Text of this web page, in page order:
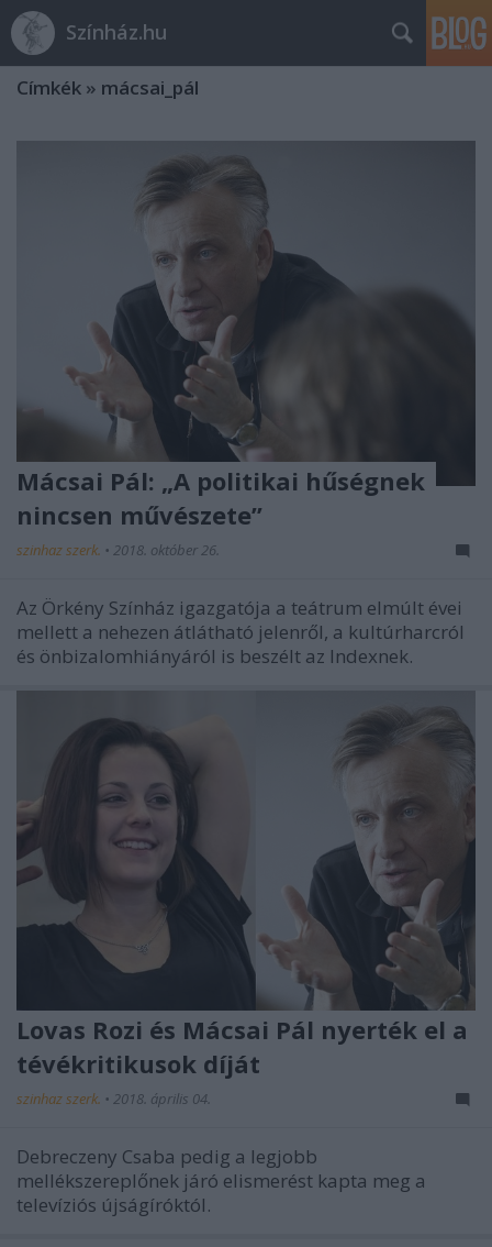
Színház.hu
Címkék » mácsai_pál
Mácsai Pál: „A politikai hűségnek
nincsen művészete”
szinhaz szerk. • 2018. október 26.
Az Örkény Színház igazgatója a teátrum elmúlt évei
mellett a nehezen átlátható jelenről, a kultúrharcról
és önbizalomhiányáról is beszélt az Indexnek.
Lovas Rozi és Mácsai Pál nyerték el a
tévékritikusok díját
szinhaz szerk. • 2018. április 04.
Debreczeny Csaba pedig a legjobb
mellékszereplőnek járó elismerést kapta meg a
televíziós újságíróktól.